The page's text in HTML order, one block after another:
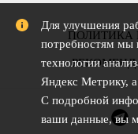
ПОЛИТИКА
Для улучшения
потребностям мы
технологии
Яндекс Метрику,
С подробной
ваши данные, вы